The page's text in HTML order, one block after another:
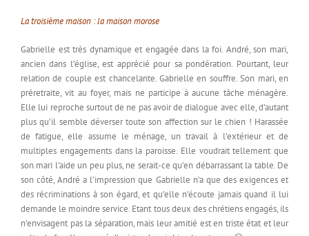
La troisième maison : la maison morose
Gabrielle est très dynamique et engagée dans la foi. André, son mari,
ancien dans l’église, est apprécié pour sa pondération. Pourtant, leur
relation de couple est chancelante. Gabrielle en souffre. Son mari, en
préretraite, vit au foyer, mais ne participe à aucune tâche ménagère.
Elle lui reproche surtout de ne pas avoir de dialogue avec elle, d’autant
plus qu’il semble déverser toute son affection sur le chien ! Harassée
de fatigue, elle assume le ménage, un travail à l’extérieur et de
multiples engagements dans la paroisse. Elle voudrait tellement que
son mari l’aide un peu plus, ne serait-ce qu’en débarrassant la table. De
son côté, André a l’impression que Gabrielle n’a que des exigences et
des récriminations à son égard, et qu’elle n’écoute jamais quand il lui
demande le moindre service. Etant tous deux des chrétiens engagés, ils
n’envisagent pas la séparation, mais leur amitié est en triste état et leur